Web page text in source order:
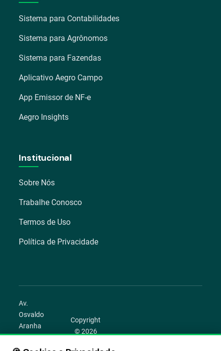
Sistema para Contabilidades
Sistema para Agrônomos
Sistema para Fazendas
Aplicativo Aegro Campo
App Emissor de NF-e
Aegro Insights
Institucional
Sobre Nós
Trabalhe Conosco
Termos de Uso
Política de Privacidade
Av.
Osvaldo
Aranha
1022 –
Bom
Copyright
© 2026